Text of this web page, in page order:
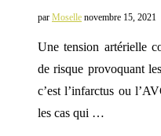
par Moselle novembre 15, 2021
Une tension artérielle
de risque provoquant
c’est l’infarctus ou
les cas qui …